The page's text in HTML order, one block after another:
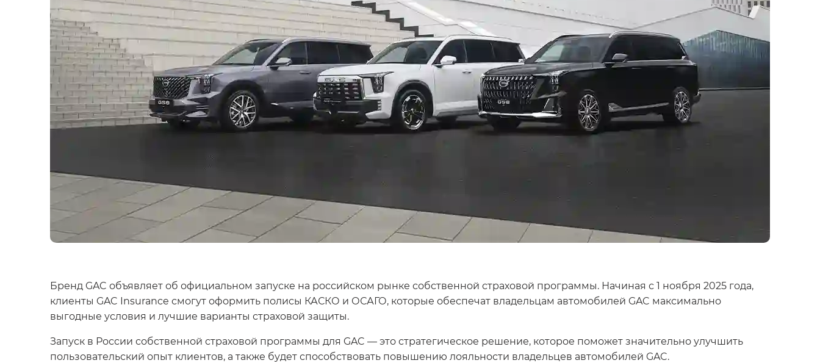
Бренд GAC объявляет об официальном запуске на российском рынке собственной страховой программы. Начиная с 1 ноября 2025 года,
клиенты GAC Insurance смогут оформить полисы КАСКО и ОСАГО, которые обеспечат владельцам автомобилей GAC максимально
выгодные условия и лучшие варианты страховой защиты.
Запуск в России собственной страховой программы для GAC — это стратегическое решение, которое поможет значительно улучшить
пользовательский опыт клиентов, а также будет способствовать повышению лояльности владельцев автомобилей GAC.